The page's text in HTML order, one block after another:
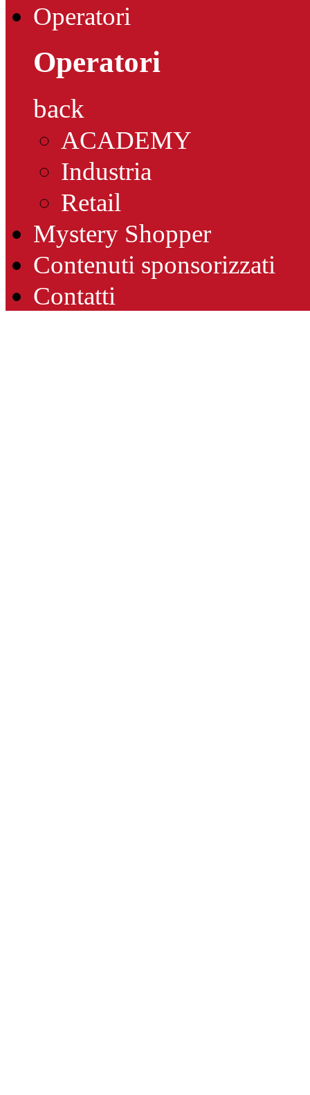
Operatori
Operatori
back
ACADEMY
Industria
Retail
Mystery Shopper
Contenuti sponsorizzati
Contatti